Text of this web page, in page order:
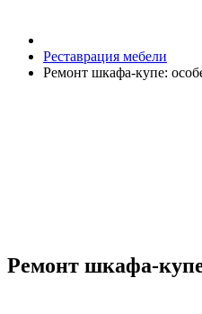
Реставрация мебели
Ремонт шкафа-купе:
Ремонт шкафа-